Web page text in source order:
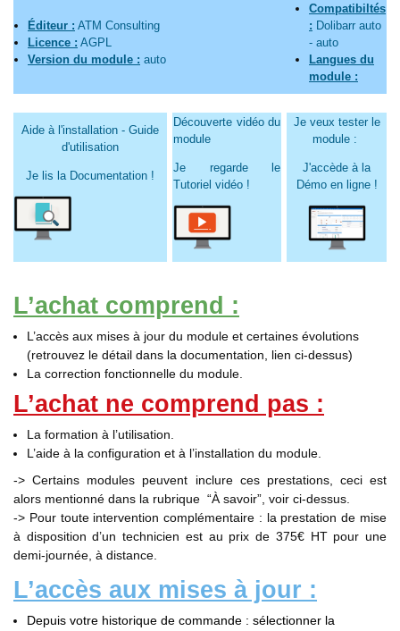
Éditeur : ATM Consulting
Licence : AGPL
Version du module : auto
Compatibiltés
: Dolibarr auto
- auto
Langues du
module :
Aide à l'installation - Guide
d'utilisation
Je lis la Documentation !
Découverte vidéo du
module
Je regarde le
Tutoriel vidéo !
Je veux tester le
module :
J'accède à la
Démo en ligne !
L’achat comprend :
L’accès aux mises à jour du module et certaines évolutions
(retrouvez le détail dans la documentation, lien ci-dessus)
La correction fonctionnelle du module.
L’achat ne comprend pas :
La formation à l’utilisation.
L’aide à la configuration et à l’installation du module.
-> Certains modules peuvent inclure ces prestations, ceci est
alors mentionné dans la rubrique “À savoir”, voir ci-dessus.
-> Pour toute intervention complémentaire : la prestation de mise
à disposition d’un technicien est au prix de 375€ HT pour une
demi-journée, à distance.
L’accès aux mises à jour :
Depuis votre historique de commande : sélectionner la